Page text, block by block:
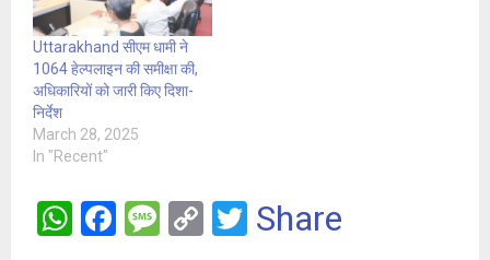
Uttarakhand सीएम धामी ने
1064 हेल्पलाइन की समीक्षा की,
अधिकारियों को जारी किए दिशा-
निर्देश
March 28, 2025
In "Recent"
W F
M C
T
Share